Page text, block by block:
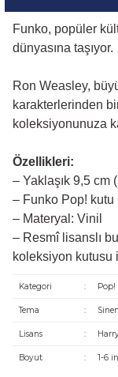
Funko, popüler
dünyasına taşıyor.
Ron Weasley,
karakterlerinden
koleksiyonunuza
Özellikleri:
– Yaklaşık 9,5 cm
– Funko Pop! kutu
– Materyal: Vinil
– Resmî lisanslı
koleksiyon kutusu
Kategori : Pop!
Tema :
Lisans :
Boyut : 1-6